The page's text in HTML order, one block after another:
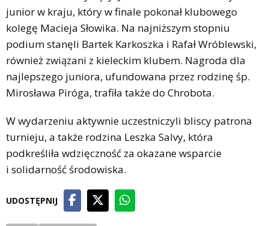
junior w kraju, który w finale pokonał klubowego
kolegę Macieja Słowika. Na najniższym stopniu
podium stanęli Bartek Karkoszka i Rafał Wróblewski,
również związani z kieleckim klubem. Nagroda dla
najlepszego juniora, ufundowana przez rodzinę śp.
Mirosława Piróga, trafiła także do Chrobota.
W wydarzeniu aktywnie uczestniczyli bliscy patrona
turnieju, a także rodzina Leszka Salvy, która
podkreśliła wdzięczność za okazane wsparcie
i solidarność środowiska.
UDOSTĘPNIJ